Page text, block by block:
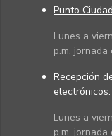
Punto
Lunes a
p.m. jornada
Recepción
electrónicos:
Lunes a
p.m. jornada